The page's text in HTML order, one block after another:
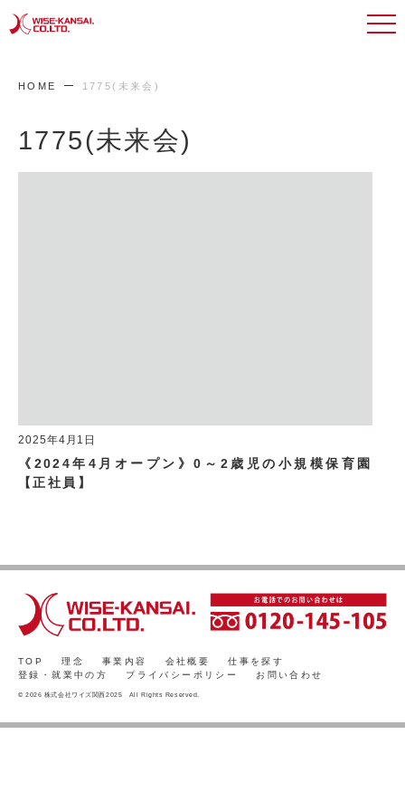
HOME 1775(未来会)
1775(未来会)
2025年4月1日
《2024年4月オープン》0～2歳児の小規模保育園
【正社員】
TOP 理念 事業内容 会社概要
仕事を探す
登録・就業中の方
プライバシーポリシー お問い合わせ
© 2026 株式会社ワイズ関西2025 All Rights Reserved.